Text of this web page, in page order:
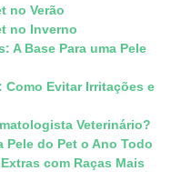
no Verão
no Inverno
A Base Para uma Pele
Como Evitar Irritações e
Veterinário?
Pele do Pet o Ano Todo
com Raças Mais